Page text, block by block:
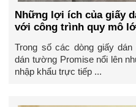
Những lợi ích của giấy
với công trình quy mô
Trong số các dòng giấy
dán tường Promise nổi lên
nhập khẩu trực tiếp ...